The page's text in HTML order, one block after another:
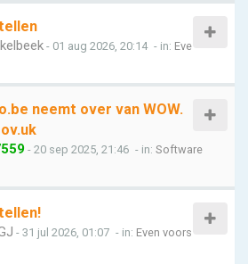
- 01 aug 2026, 20:14 - in: Eve
neemt over van WOW.
- 20 sep 2025, 21:46 - in: Software
- 31 jul 2026, 01:07 - in: Even voors